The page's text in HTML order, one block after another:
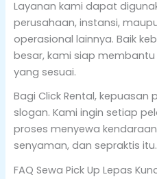
Layanan kami dapat
perusahaan, instansi,
operasional lainnya. Baik
besar, kami siap
yang sesuai.
Bagi Click Rental,
slogan. Kami ingin setiap
proses menyewa
senyaman, dan sepraktis itu.
FAQ Sewa Pick Up Lepas